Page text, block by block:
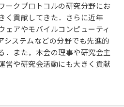
ークプロトコルの研究分野にお
く貢献してきた．さらに近年
ェアやモバイルコンピューティ
システムなどの分野でも先進的
．また，本会の理事や研究会主
営や研究会活動にも大きく貢献